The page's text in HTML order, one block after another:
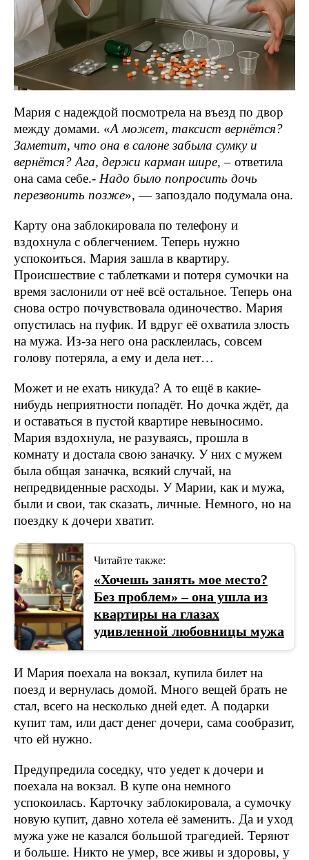
Мария с надеждой посмотрела на въезд по двор
между домами. «А может, таксист вернётся?
Заметит, что она в салоне забыла сумку и
вернётся? Ага, держи карман шире, – ответила
она сама себе.- Надо было попросить дочь
перезвонить позже», — запоздало подумала она.
Карту она заблокировала по телефону и
вздохнула с облегчением. Теперь нужно
успокоиться. Мария зашла в квартиру.
Происшествие с таблетками и потеря сумочки на
время заслонили от неё всё остальное. Теперь она
снова остро почувствовала одиночество. Мария
опустилась на пуфик. И вдруг её охватила злость
на мужа. Из-за него она расклеилась, совсем
голову потеряла, а ему и дела нет…
Может и не ехать никуда? А то ещё в какие-
нибудь неприятности попадёт. Но дочка ждёт, да
и оставаться в пустой квартире невыносимо.
Мария вздохнула, не разуваясь, прошла в
комнату и достала свою заначку. У них с мужем
была общая заначка, всякий случай, на
непредвиденные расходы. У Марии, как и мужа,
были и свои, так сказать, личные. Немного, но на
поездку к дочери хватит.
Читайте также:
«Хочешь занять мое место?
Без проблем» – она ушла из
квартиры на глазах
удивленной любовницы мужа
И Мария поехала на вокзал, купила билет на
поезд и вернулась домой. Много вещей брать не
стал, всего на несколько дней едет. А подарки
купит там, или даст денег дочери, сама сообразит,
что ей нужно.
Предупредила соседку, что уедет к дочери и
поехала на вокзал. В купе она немного
успокоилась. Карточку заблокировала, а сумочку
новую купит, давно хотела её заменить. Да и уход
мужа уже не казался большой трагедией. Теряют
и больше. Никто не умер, все живы и здоровы, у